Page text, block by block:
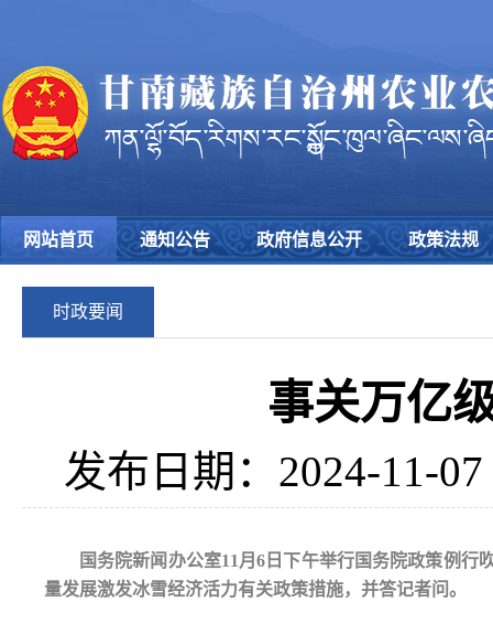
网站首页 通知公告 政府信息公开 政策法规
时政要闻
事关万亿
发布日期：2024-11-07
国务院新闻办公室11月6日下午举行国务院政策例
量发展激发冰雪经济活力有关政策措施，并答记者问。